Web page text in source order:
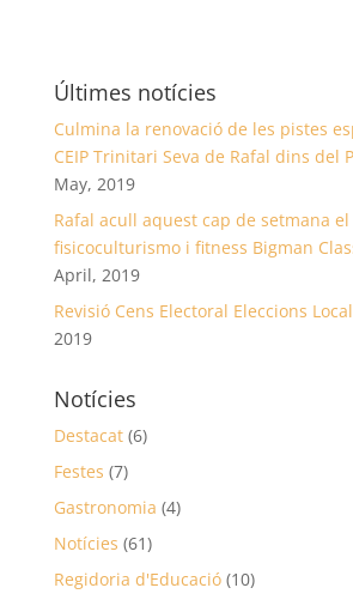
Últimes notícies
Culmina la renovació de les pistes
CEIP Trinitari Seva de Rafal dins del
May, 2019
Rafal acull aquest cap de setmana
fisicoculturismo i fitness Bigman
April, 2019
Revisió Cens Electoral Eleccions
2019
Notícies
Destacat(6)
Festes (7)
Gastronomia (4)
Notícies (61)
Regidoria d'Educació(10)